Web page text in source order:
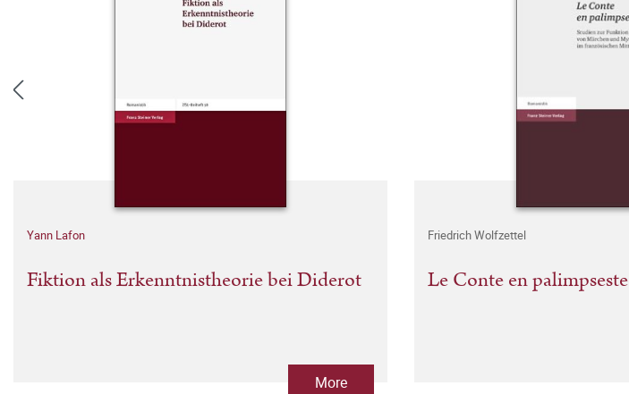
Yann Lafon
Fiktion als Erkenntnistheorie bei Diderot
More
Friedrich Wolfzettel
Le Conte en palimpseste